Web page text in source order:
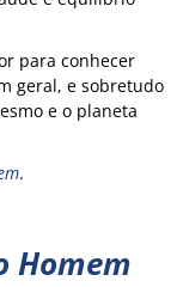
para conhecer
geral, e sobretudo
e o planeta
.
Homem